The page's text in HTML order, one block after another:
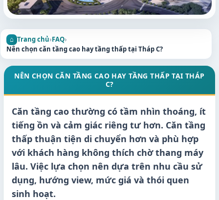
Trang chủ›FAQ›
Nên chọn căn tầng cao hay tầng thấp tại Tháp C?
NÊN CHỌN CĂN TẦNG CAO HAY TẦNG THẤP TẠI THÁP
C?
Căn tầng cao thường có tầm nhìn thoáng, ít
tiếng ồn và cảm giác riêng tư hơn. Căn tầng
thấp thuận tiện di chuyển hơn và phù hợp
với khách hàng không thích chờ thang máy
lâu. Việc lựa chọn nên dựa trên nhu cầu sử
dụng, hướng view, mức giá và thói quen
sinh hoạt.